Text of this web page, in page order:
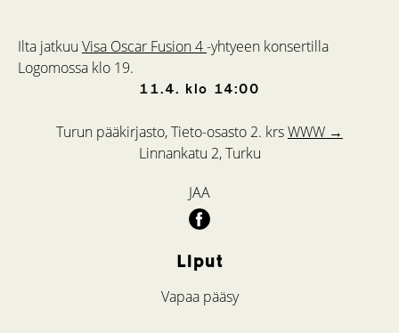
11.4. klo 14:00
Turun pääkirjasto, Tieto-osasto 2. krsWWW →
Linnankatu 2, Turku
JAA
Liput
Vapaa pääsy
Ilta jatkuu Visa Oscar Fusion 4-yhtyeen konsertilla
Logomossa klo 19.